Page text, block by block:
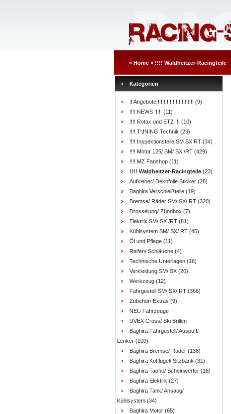
» Home » !!!! Waldheitzer-Racingteile
Kategorien
!! Angebote !!!!!!!!!!!!!!!!!!!!!!!! (9)
!!!! NEWS !!!!! (11)
!!!! Rotax und ETZ !!! (10)
!!!! TUNING Technik (23)
!!!! Inspektionsteile SM SX RT (34)
!!!! Motor 125/ SM/ SX /RT (429)
!!!! MZ Fanshop (11)
!!!! Waldheitzer-Racingteile (23)
Aufkleber/ Dekofolie Sticker (28)
Baghira Verschleißteile (19)
Bremse/ Räder SM/ SX/ RT (320)
Drosselung/ Zündbox (7)
Elektrik SM/ SX /RT (81)
Kühlsystem SM/ SX/ RT (45)
Öl und Pflege (11)
Reifen/ Schläuche (4)
Technische Unterlagen (16)
Verkleidung SM/ SX (20)
Werkzeug (12)
Fahrgestell SM/ SX/ RT (366)
Zubehör/ Extras (9)
NEU Fahrzeuge
UVEX Cross/ Ski Brillen
Baghira Fahrgestell/ Auspuff/
Lenker (109)
Baghira Bremse/ Räder (138)
Baghira Kotflügel/ Sitzbank (31)
Baghira Tacho/ Scheinwerfer (16)
Baghira Elektrik (27)
Baghira Tank/ Ansaug/
Kühlsystem (34)
Baghira Motor (65)